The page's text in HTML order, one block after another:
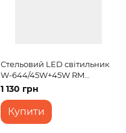
Стельовий LED світильник
W-644/45W+45W RM
WW+NW+CW
1 130 грн
Купити